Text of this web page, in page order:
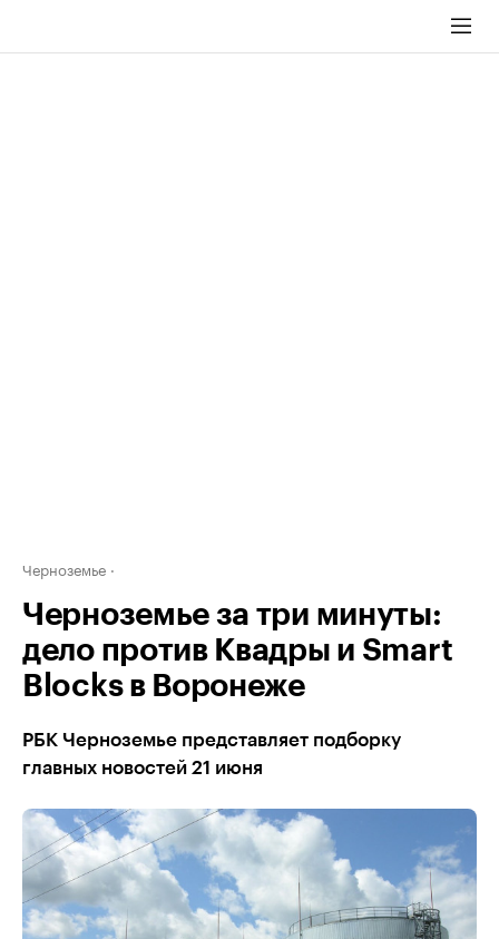
Черноземье
Черноземье за три минуты:
дело против Квадры и Smart
Blocks в Воронеже
РБК Черноземье представляет подборку
главных новостей 21 июня